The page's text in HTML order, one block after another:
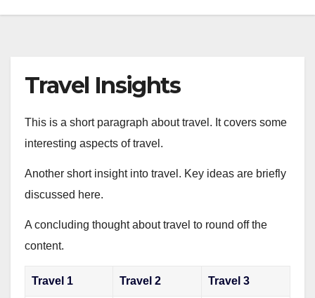
Travel Insights
This is a short paragraph about travel. It covers some
interesting aspects of travel.
Another short insight into travel. Key ideas are briefly
discussed here.
A concluding thought about travel to round off the
content.
Travel 1 Travel 2 Travel 3